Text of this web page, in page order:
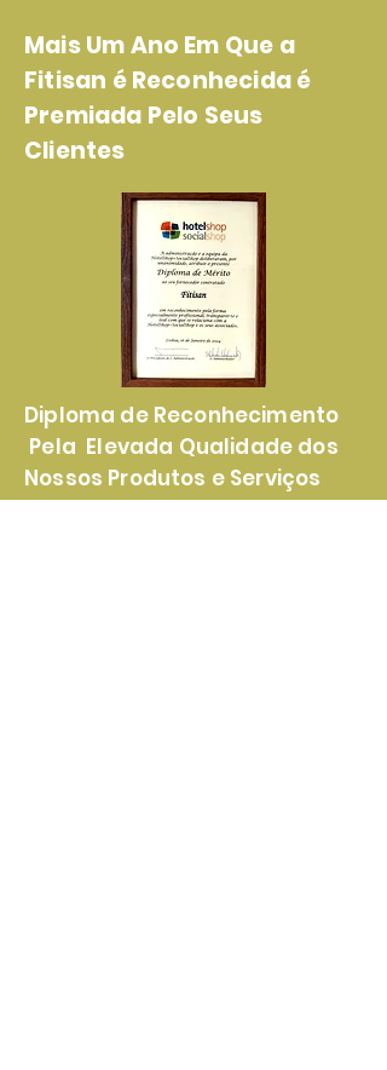
Mais Um Ano Em Que a
Fitisan é Reconhecida é
Premiada Pelo Seus
Clientes
Diploma de Reconhecimento
Pela Elevada Qualidade dos
Nossos Produtos e Serviços